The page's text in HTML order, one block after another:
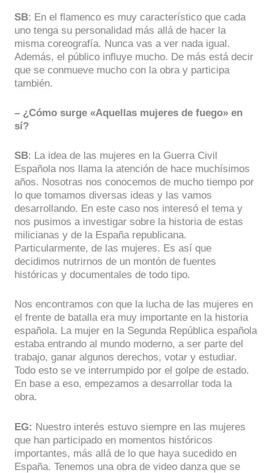
SB: En el flamenco es muy característico que cada
uno tenga su personalidad más allá de hacer la
misma coreografía. Nunca vas a ver nada igual.
Además, el público influye mucho. De más está decir
que se conmueve mucho con la obra y participa
también.
– ¿Cómo surge «Aquellas mujeres de fuego» en
sí?
SB: La idea de las mujeres en la Guerra Civil
Española nos llama la atención de hace muchísimos
años. Nosotras nos conocemos de mucho tiempo por
lo que tomamos diversas ideas y las vamos
desarrollando. En este caso nos interesó el tema y
nos pusimos a investigar sobre la historia de estas
milicianas y de la España republicana.
Particularmente, de las mujeres. Es así que
decidimos nutrirnos de un montón de fuentes
históricas y documentales de todo tipo.
Nos encontramos con que la lucha de las mujeres en
el frente de batalla era muy importante en la historia
española. La mujer en la Segunda República española
estaba entrando al mundo moderno, a ser parte del
trabajo, ganar algunos derechos, votar y estudiar.
Todo esto se ve interrumpido por el golpe de estado.
En base a eso, empezamos a desarrollar toda la
obra.
EG: Nuestro interés estuvo siempre en las mujeres
que han participado en momentos históricos
importantes, más allá de lo que haya sucedido en
España. Tenemos una obra de video danza que se